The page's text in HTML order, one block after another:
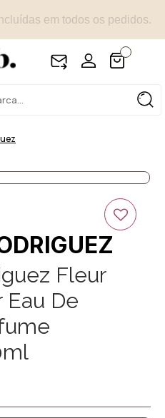
em todos os pedidos.
Fleur
Eau De